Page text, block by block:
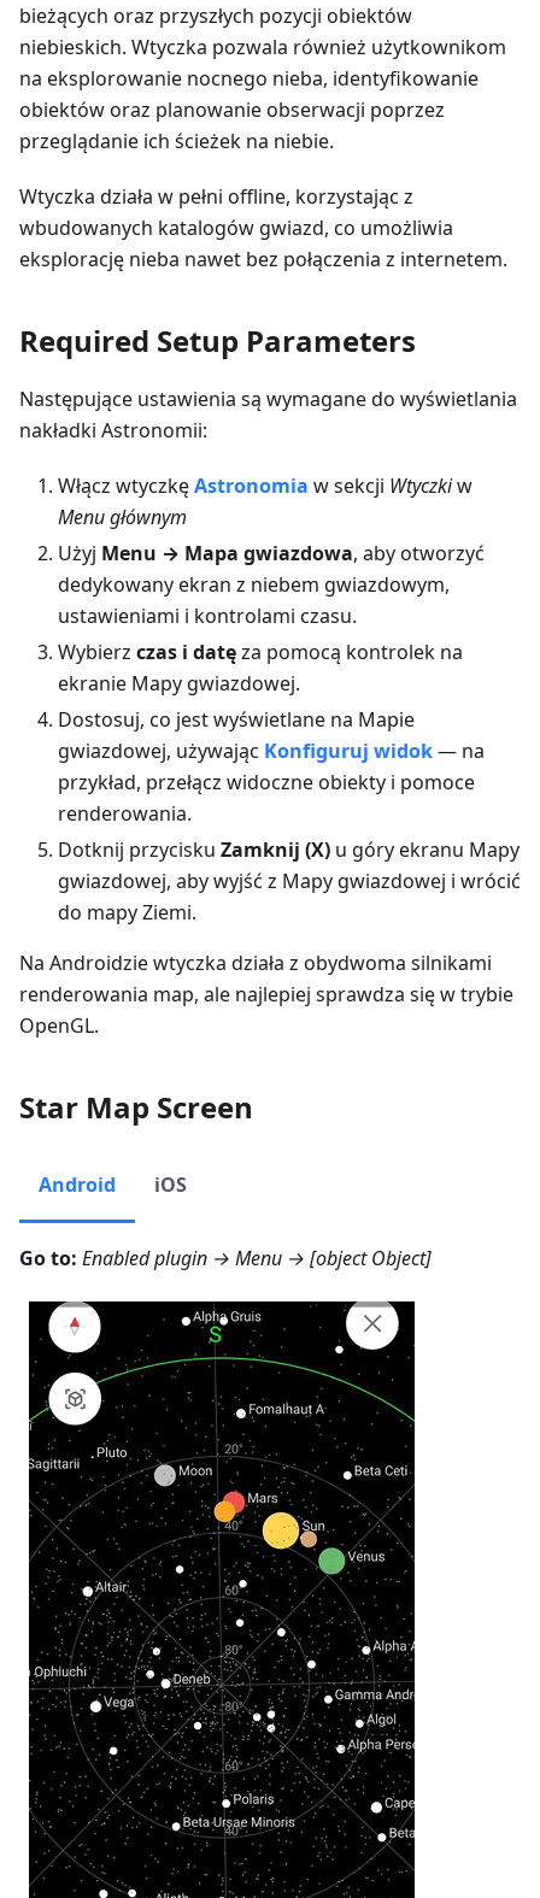
bieżących oraz przyszłych pozycji obiektów
niebieskich. Wtyczka pozwala również użytkownikom
na eksplorowanie nocnego nieba, identyfikowanie
obiektów oraz planowanie obserwacji poprzez
przeglądanie ich ścieżek na niebie.
Wtyczka działa w pełni offline, korzystając z
wbudowanych katalogów gwiazd, co umożliwia
eksplorację nieba nawet bez połączenia z internetem.
Required Setup Parameters
Następujące ustawienia są wymagane do wyświetlania
nakładki Astronomii:
Włącz wtyczkęAstronomia w sekcji Wtyczkiw
Menu głównym
Użyj Menu → Mapa gwiazdowa, aby otworzyć
dedykowany ekran z niebem gwiazdowym,
ustawieniami i kontrolami czasu.
Wybierz czas i datęza pomocą kontrolek na
ekranie Mapy gwiazdowej.
Dostosuj, co jest wyświetlane na Mapie
gwiazdowej, używając Konfiguruj widok— na
przykład, przełącz widoczne obiekty i pomoce
renderowania.
Dotknij przycisku Zamknij (X) u góry ekranu Mapy
gwiazdowej, aby wyjść z Mapy gwiazdowej i wrócić
do mapy Ziemi.
Na Androidzie wtyczka działa z obydwoma silnikami
renderowania map, ale najlepiej sprawdza się w trybie
OpenGL.
Star Map Screen
Android iOS
Go to: Enabled plugin → Menu → [object Object]